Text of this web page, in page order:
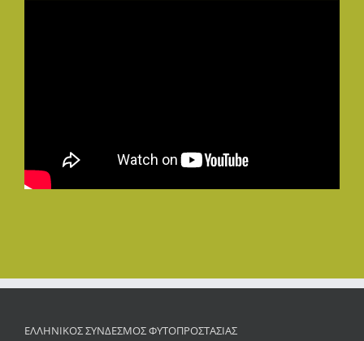
ΕΛΛΗΝΙΚΟΣ ΣΥΝΔΕΣΜΟΣ ΦΥΤΟΠΡΟΣΤΑΣΙΑΣ